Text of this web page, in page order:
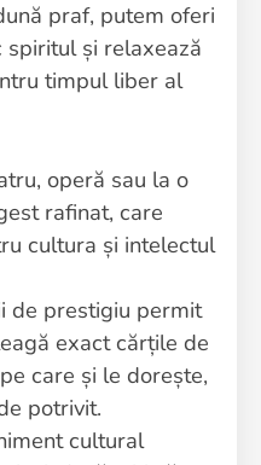
praf, putem oferi
și relaxează
timpul liber al
operă sau la o
rafinat, care
cultura și intelectul
de prestigiu permit
exact cărțile de
care și le dorește,
potrivit.
cultural